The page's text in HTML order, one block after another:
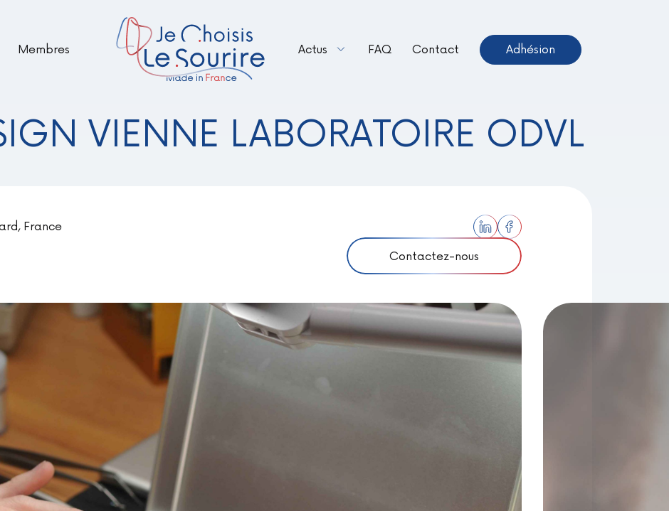
Membres Actus FAQ Contact Adhésion
VIENNE LABORATOIRE ODVL
France
Contactez-nous